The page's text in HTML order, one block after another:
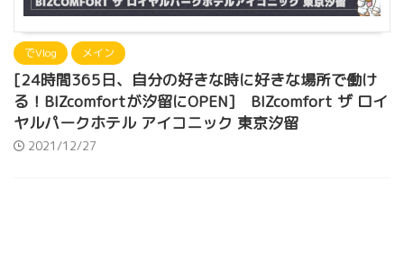
でVlog メイン
[24時間365日、自分の好きな時に好きな場所で働け
る！BIZcomfortが汐留にOPEN] BIZcomfort ザ ロイ
ヤルパークホテル アイコニック 東京汐留
2021/12/27